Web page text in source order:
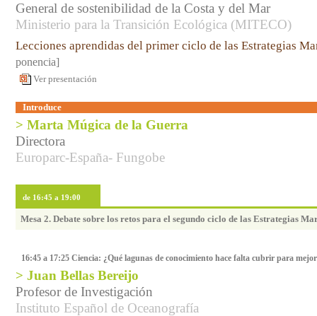
General de sostenibilidad de la Costa y del Mar
Ministerio para la Transición Ecológica (MITECO)
Lecciones aprendidas del primer ciclo de las Estrategias
ponencia]
Ver presentación
Introduce
> Marta Múgica de la Guerra
Directora
Europarc-España- Fungobe
de 16:45 a 19:00
Mesa 2. Debate sobre los retos para el segundo ciclo de las Estrategias
16:45 a 17:25 Ciencia: ¿Qué lagunas de conocimiento hace falta cubrir para
> Juan Bellas Bereijo
Profesor de Investigación
Instituto Español de Oceanografía